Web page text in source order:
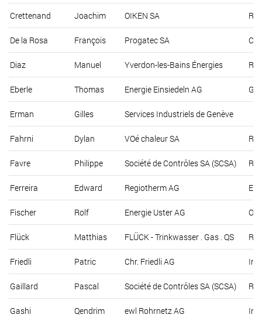
Crettenand Joachim OIKEN SA
De la Rosa François Progatec SA
Diaz Manuel Yverdon-les-Bains Énergies
Eberle Thomas Energie Einsiedeln AG
Erman Gilles Services Industriels de Genève
Fahrni Dylan VOé chaleur SA
Favre Philippe Société de Contrôles SA (SCSA)
Ferreira Edward Regiotherm AG
Fischer Rolf Energie Uster AG
Flück Matthias FLÜCK - Trinkwasser . Gas . QS
Friedli Patric Chr. Friedli AG
Gaillard Pascal Société de Contrôles SA (SCSA)
Gashi Qendrim ewl Rohrnetz AG